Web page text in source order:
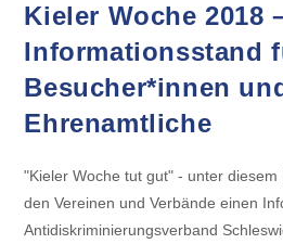
Kieler Woche 2018
Informationsstand
Besucher*innen
Ehrenamtliche
"Kieler Woche tut gut" - unter
den Vereinen und Verbände einen
Antidiskriminierungsverband